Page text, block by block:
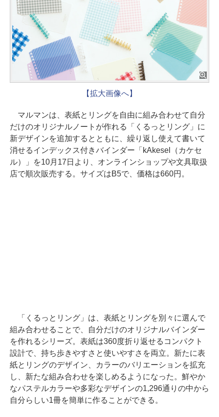
【拡大画像へ】
マルマンは、表紙とリングを自由に組み合わせて自分
だけのオリジナルノートが作れる「くるっとリング」に
新デザインを追加するとともに、繰り返し使えて書いて
消せるインデックス付きバインダー「kAkesel（カケセ
ル）」を10月17日より、オンラインショップや文具取扱
店で順次販売する。サイズはB5で、価格は660円。
「くるっとリング」は、表紙とリングを別々に選んで
組み合わせることで、自分だけのオリジナルバインダー
を作れるシリーズ。表紙は360度折り返せるコンパクト
設計で、持ち歩きやすさと使いやすさを両立。新たに表
紙とリングのデザイン、カラーのバリエーションを拡充
し、新たな組み合わせを楽しめるようになった。鮮やか
なパステルカラーや多彩なデザインの1,296通りの中から
自分らしい1冊を簡単に作ることができる。